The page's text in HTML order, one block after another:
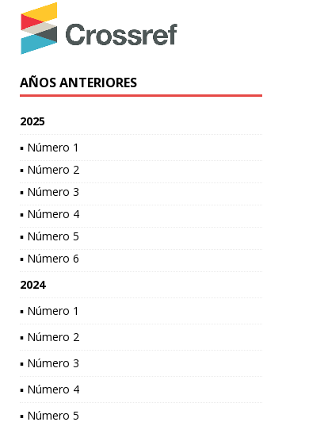
AÑOS ANTERIORES
2025
▪ Número 1
▪ Número 2
▪ Número 3
▪ Número 4
▪ Número 5
▪ Número 6
2024
▪ Número 1
▪ Número 2
▪ Número 3
▪ Número 4
▪ Número 5